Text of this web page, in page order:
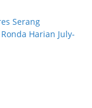
Serang
Harian July-